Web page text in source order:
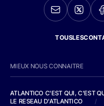
MIEUX NOUS CONNAITRE
ATLANTICO C'EST QUI, C'EST
LE RESEAU D'ATLANTICO
/